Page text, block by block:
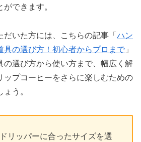
できます。
だいた方には、こちらの記事「 ハン
具の選び方！初心者からプロまで」
の選び方から使い方まで、幅広く解
ップコーヒーをさらに楽しむための
う。
リッパーに合ったサイズを選